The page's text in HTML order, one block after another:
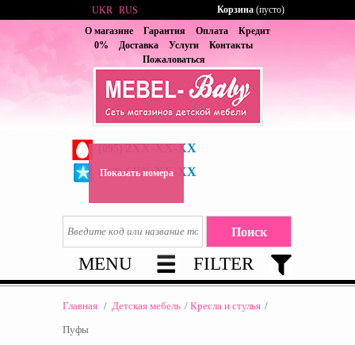
О магазине Гарантия Оплата
Кредит
0%
Доставка Услуги
Контакты
Пожаловаться
2XX-XX-XX
(067) 6XX-XX-XX
Показать номера
UKR RUS Корзина (пусто)
MENU FILTER
Главная / Детская мебель / Кресла и стулья /
Пуфы